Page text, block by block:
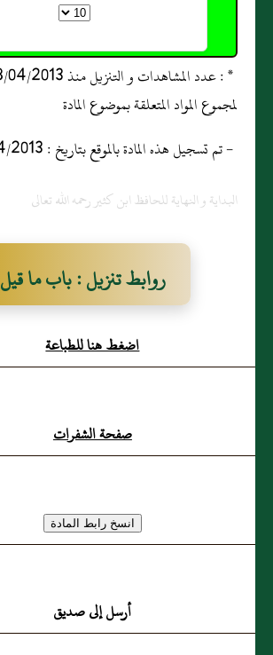
لمجموع المواد المتعلقة بموضوع المادة
- تم تسجيل هذه المادة بالموقع بتاريخ : 18/04/2013
البداية و النهاية للحافظ ابن كثير رحمه الله تعالى
روابط تنزيل : باب ما قيل
في قتال الروم
اضغط هنا للطباعة
صفحة الشفرات
أرسل إلى صديق